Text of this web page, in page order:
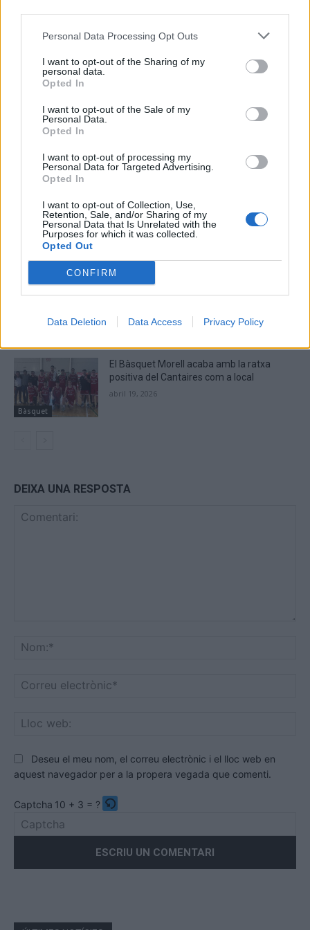
Personal Data Processing Opt Outs
I want to opt-out of the Sharing of my
personal data.
Opted In
I want to opt-out of the Sale of my
Personal Data.
Opted In
I want to opt-out of processing my
Personal Data for Targeted Advertising.
Opted In
I want to opt-out of Collection, Use,
Retention, Sale, and/or Sharing of my
Personal Data that Is Unrelated with the
Purposes for which it was collected.
Opted Out
CONFIRM
Data Deletion Data Access Privacy Policy
Enric Alguero
ARTICLES RELACIONATS
El Cantaires amb baixes rep al CB
Viladecans en el tram decisiu de la lliga
maig 9, 2026
El Cantaires guanya al Serrallo a un rival
abril 28, 2026
Bàsquet
El Bàsquet Morell acaba amb la ratxa
positiva del Cantaires com a local
abril 19, 2026
DEIXA UNA RESPOSTA
Deseu el meu nom, el correu electrònic i el lloc web en
aquest navegador per a la propera vegada que comenti.
Captcha 10 + 3 = ?
the